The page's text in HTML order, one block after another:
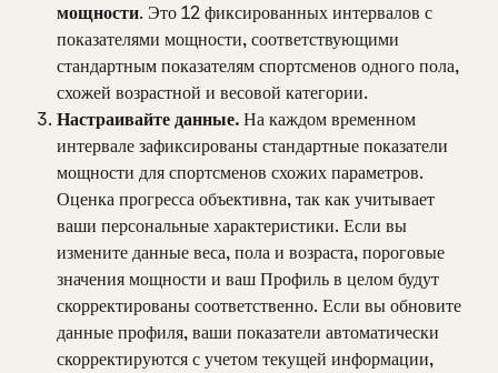
мощности. Это 12 фиксированных интервалов с
показателями мощности, соответствующими
стандартным показателям спортсменов одного пола,
схожей возрастной и весовой категории.
Настраивайте данные. На каждом временном
интервале зафиксированы стандартные показатели
мощности для спортсменов схожих параметров.
Оценка прогресса объективна, так как учитывает
ваши персональные характеристики. Если вы
измените данные веса, пола и возраста, пороговые
значения мощности и ваш Профиль в целом будут
скорректированы соответственно. Если вы обновите
данные профиля, ваши показатели автоматически
скорректируются с учетом текущей информации,